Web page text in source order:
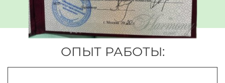
ОПЫТ РАБОТЫ: